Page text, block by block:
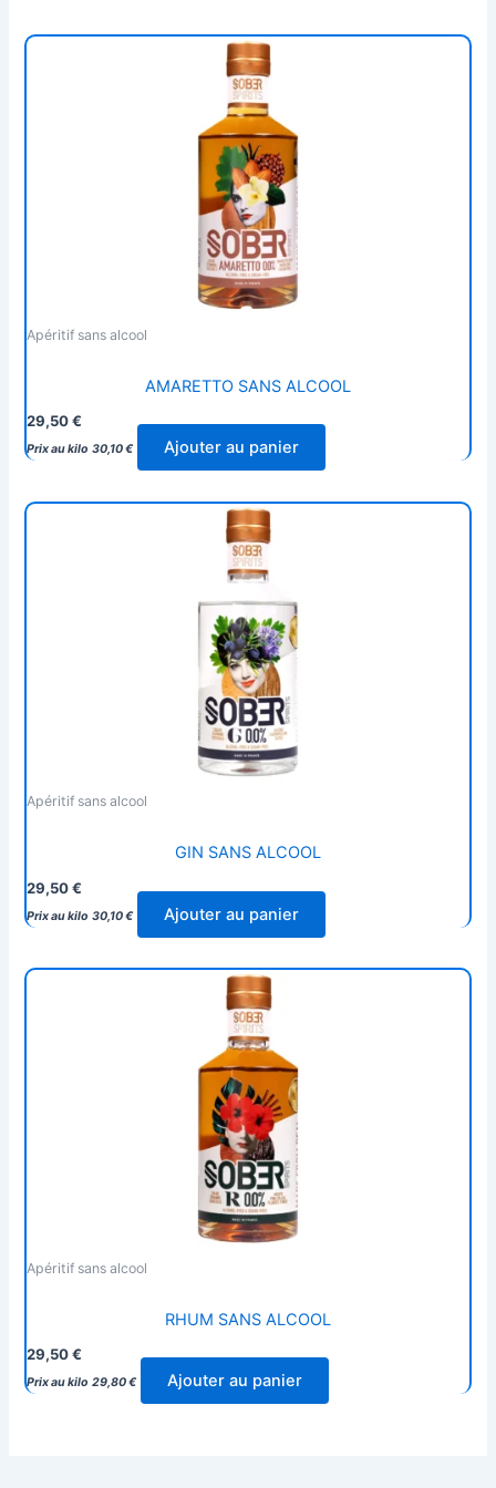
Apéritif sans alcool
AMARETTO SANS ALCOOL
29,50€
Prix au kilo 30,10€ Ajouter au panier
Apéritif sans alcool
GIN SANS ALCOOL
29,50€
Prix au kilo 30,10€ Ajouter au panier
Apéritif sans alcool
RHUM SANS ALCOOL
29,50€
Prix au kilo 29,80€ Ajouter au panier